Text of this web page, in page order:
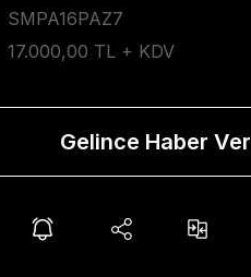
SMPA16PAZ7
17.000,00 TL + KDV
Gelince Haber Ver